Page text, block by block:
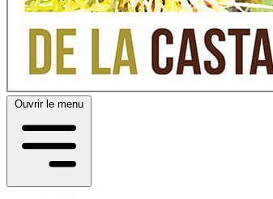
Ouvrir le menu